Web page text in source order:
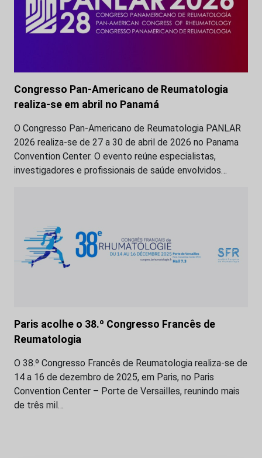
Congresso Pan‑Americano de Reumatologia
realiza-se em abril no Panamá
O Congresso Pan‑Americano de Reumatologia PANLAR
2026 realiza-se de 27 a 30 de abril de 2026 no Panama
Convention Center. O evento reúne especialistas,
investigadores e profissionais de saúde envolvidos…
Paris acolhe o 38.º Congresso Francês de
Reumatologia
O 38.º Congresso Francês de Reumatologia realiza-se de
14 a 16 de dezembro de 2025, em Paris, no Paris
Convention Center – Porte de Versailles, reunindo mais
de três mil…